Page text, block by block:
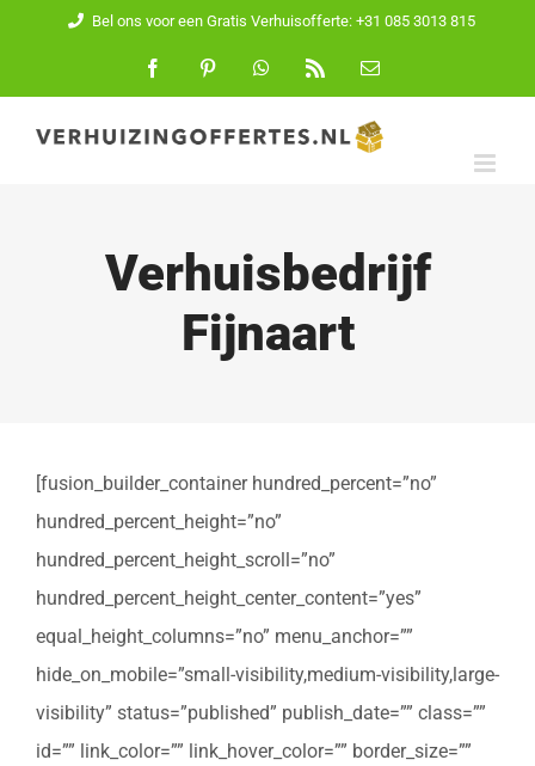
inhoud
Bel ons voor een Gratis Verhuisofferte: +31 085 3013 815
FacebookPinterest WhatsApp
E-
Verhuisbedrijf
Fijnaart
[fusion_builder_container hundred_percent=”no”
hundred_percent_height=”no”
hundred_percent_height_scroll=”no”
hundred_percent_height_center_content=”yes”
equal_height_columns=”no” menu_anchor=””
hide_on_mobile=”small-visibility,medium-visibility,large-
visibility” status=”published” publish_date=”” class=””
id=”” link_color=”” link_hover_color=”” border_size=””